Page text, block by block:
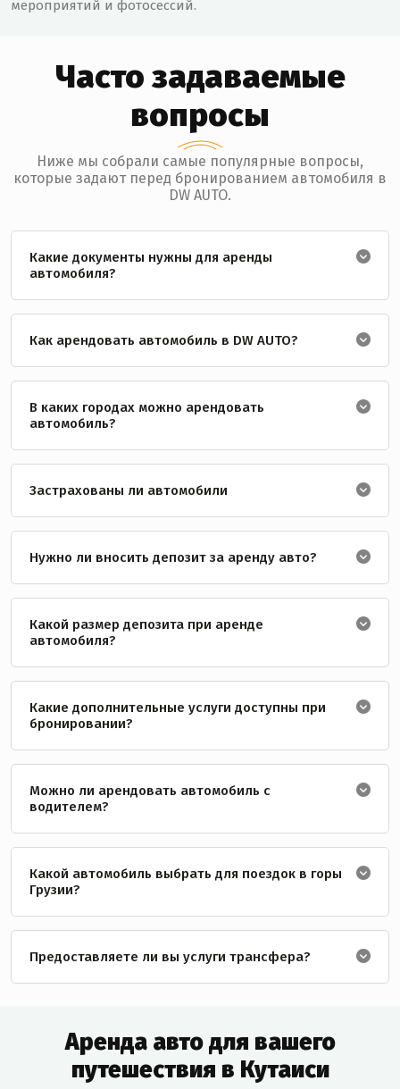
мероприятий и фотосессий.
Часто задаваемые
вопросы
Ниже мы собрали самые популярные вопросы,
которые задают перед бронированием автомобиля в
DW AUTO.
Какие документы нужны для аренды
автомобиля?
Как арендовать автомобиль в DW AUTO?
В каких городах можно арендовать
автомобиль?
Застрахованы ли автомобили
Нужно ли вносить депозит за аренду авто?
Какой размер депозита при аренде
автомобиля?
Какие дополнительные услуги доступны при
бронировании?
Можно ли арендовать автомобиль с
водителем?
Какой автомобиль выбрать для поездок в горы
Грузии?
Предоставляете ли вы услуги трансфера?
Аренда авто для вашего
путешествия в Кутаиси